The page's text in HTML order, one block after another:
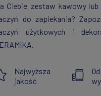
Ciebie zestaw kawowy
do zapiekania?
użytkowych i
Najwyższa
jakość